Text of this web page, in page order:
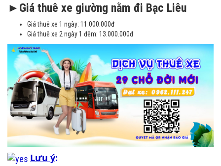
►Giá thuê xe giường nằm đi Bạc Liêu
Giá thuê xe 1 ngày: 11.000.000đ
Giá thuê xe 2 ngày 1 đêm: 13.000.000đ
Lưu ý: